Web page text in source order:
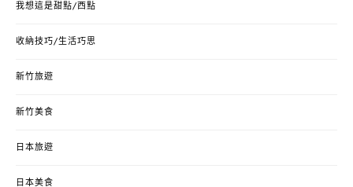
我想這是甜點/西點
收納技巧/生活巧思
新竹旅遊
新竹美食
日本旅遊
日本美食